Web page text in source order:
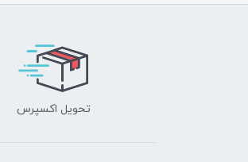
تحویل اکسپرس